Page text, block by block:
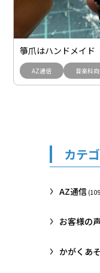
箏爪はハンドメイド
AZ通信 音楽科
カテ
AZ通信
お客様の
かがくあ